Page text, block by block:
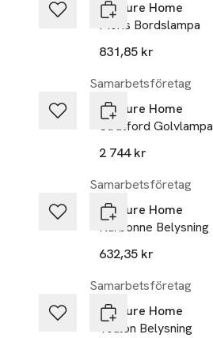
Venture Home
Moris Bordslampa
831,85 kr
Samarbetsföretag
Venture Home
Stratford Golvlampa
2 744 kr
Samarbetsföretag
Venture Home
Narbonne Belysning
632,35 kr
Samarbetsföretag
Venture Home
Toulon Belysning